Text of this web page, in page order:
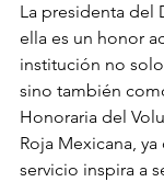
La presidenta del
ella es un honor
institución no
sino también
Honoraria del
Roja Mexicana,
servicio inspira a